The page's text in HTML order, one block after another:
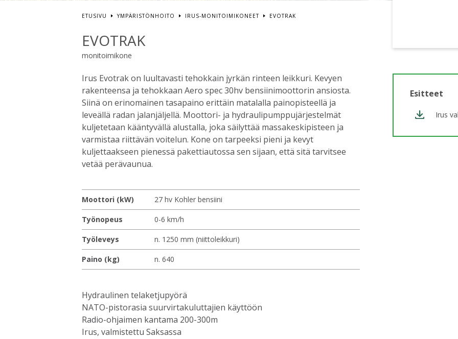
ETUSIVU YMPÄRISTÖNHOITO IRUS-MONITOIMIKONEET EVOTRAK
EVOTRAK
monitoimikone
Irus Evotrak on luultavasti tehokkain jyrkän rinteen leikkuri. Kevyen
rakenteensa ja tehokkaan Aero spec 30hv bensiinimoottorin ansiosta.
Siinä on erinomainen tasapaino erittäin matalalla painopisteellä ja
leveällä radan jalanjäljellä. Moottori- ja hydraulipumppujärjestelmät
kuljetetaan kääntyvällä alustalla, joka säilyttää massakeskipisteen ja
varmistaa riittävän voitelun. Kone on tarpeeksi pieni ja kevyt
kuljettaakseen pienessä pakettiautossa sen sijaan, että sitä tarvitsee
vetää perävaunua.
Moottori (kW) 27 hv Kohler bensiini
Työnopeus 0-6 km/h
Työleveys n. 1250 mm (niittoleikkuri)
Paino (kg) n. 640
Hydraulinen telaketjupyörä
NATO-pistorasia suurvirtakuluttajien käyttöön
Radio-ohjaimen kantama 200-300m
Irus, valmistettu Saksassa
Esitteet
Irus